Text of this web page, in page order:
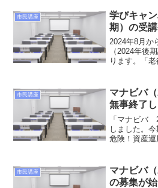
市民講座
学びキャ
期）の受
2024年8月か
（2024年後
ります。「
保険・資産
囲のテーマ
愛知県瀬戸市
加可能です
市民講座
マナビバ
無事終了
「マナビバ
しました。
危険！資産運
の肝を知ろ
で注意すべ
た。今後も継
す。
市民講座
マナビバ
の募集が